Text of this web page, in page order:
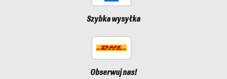
Szybka wysyłka
Obserwuj nas!